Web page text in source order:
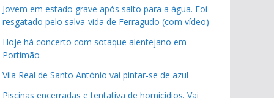
Jovem em estado grave após salto para a água. Foi
resgatado pelo salva-vida de Ferragudo (com vídeo)
Hoje há concerto com sotaque alentejano em
Portimão
Vila Real de Santo António vai pintar-se de azul
Piscinas encerradas e tentativa de homicídios. Vai